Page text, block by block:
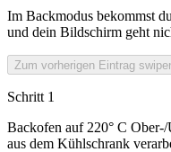
Im Backmodus bekommst
und dein Bildschirm geht
Zum vorherigen Eintrag
Schritt 1
Backofen auf 220° C
aus dem Kühlschrank